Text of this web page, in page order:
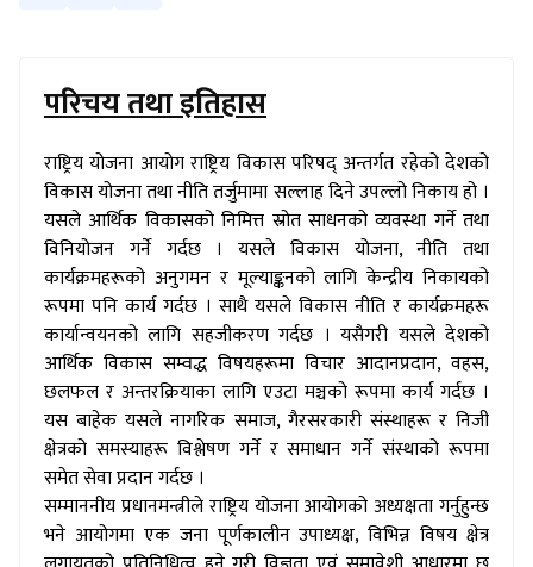
परिचय तथा इतिहास
राष्ट्रिय योजना आयोग राष्ट्रिय विकास परिषद् अन्तर्गत रहेको देशको
विकास योजना तथा नीति तर्जुमामा सल्लाह दिने उपल्लो निकाय हो ।
यसले आर्थिक विकासको निमित्त स्रोत साधनको व्यवस्था गर्ने तथा
विनियोजन गर्ने गर्दछ । यसले विकास योजना, नीति तथा
कार्यक्रमहरूको अनुगमन र मूल्याङ्कनको लागि केन्द्रीय निकायको
रूपमा पनि कार्य गर्दछ । साथै यसले विकास नीति र कार्यक्रमहरू
कार्यान्वयनको लागि सहजीकरण गर्दछ । यसैगरी यसले देशको
आर्थिक विकास सम्वद्ध विषयहरूमा विचार आदानप्रदान, वहस,
छलफल र अन्तरक्रियाका लागि एउटा मञ्चको रूपमा कार्य गर्दछ ।
यस बाहेक यसले नागरिक समाज, गैरसरकारी संस्थाहरू र निजी
क्षेत्रको समस्याहरू विश्लेषण गर्ने र समाधान गर्ने संस्थाको रूपमा
समेत सेवा प्रदान गर्दछ ।
सम्माननीय प्रधानमन्त्रीले राष्ट्रिय योजना आयोगको अध्यक्षता गर्नुहुन्छ
भने आयोगमा एक जना पूर्णकालीन उपाध्यक्ष, विभिन्न विषय क्षेत्र